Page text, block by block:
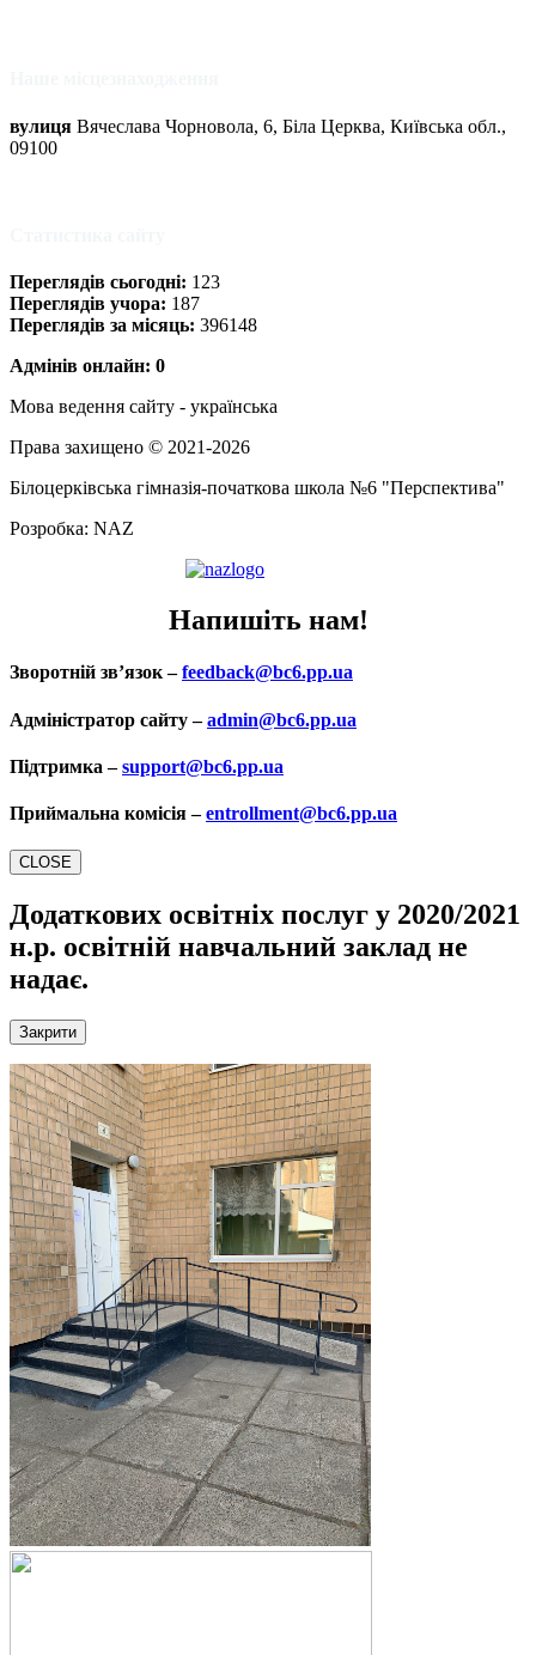
вулиця Вячеслава Чорновола, 6, Біла Церква, Київська обл.,
09100
Переглядів сьогодні: 123
Переглядів учора: 187
Переглядів за місяць: 396148
Адмінів онлайн: 0
Мова ведення сайту - українська
Права захищено © 2021-2026
Білоцерківська гімназія-початкова школа №6 "Перспектива"
Розробка: NAZ
Напишіть нам!
Зворотній зв’язок –feedback@bc6.pp.ua
Адміністратор сайту –admin@bc6.pp.ua
Підтримка –support@bc6.pp.ua
Приймальна комісія –entrollment@bc6.pp.ua
CLOSE
Додаткових освітніх послуг у 2020/2021
н.р. освітній навчальний заклад не
надає.
Закрити